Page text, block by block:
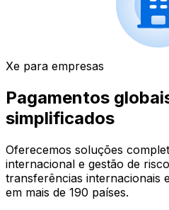
Xe para empresas
Pagamentos
simplificados
Oferecemos soluções
internacional e gestão de
transferências internacionais
em mais de 190 países.